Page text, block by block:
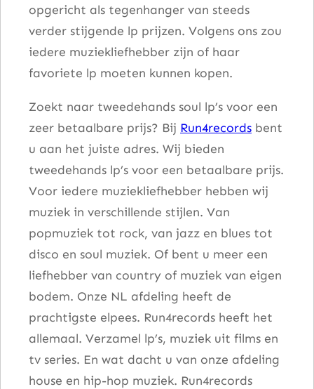
opgericht als tegenhanger van steeds
verder stijgende lp prijzen. Volgens ons zou
iedere muziekliefhebber zijn of haar
favoriete lp moeten kunnen kopen.
Zoekt naar tweedehands soul lp’s voor een
zeer betaalbare prijs? Bij Run4records bent
u aan het juiste adres. Wij bieden
tweedehands lp’s voor een betaalbare prijs.
Voor iedere muziekliefhebber hebben wij
muziek in verschillende stijlen. Van
popmuziek tot rock, van jazz en blues tot
disco en soul muziek. Of bent u meer een
liefhebber van country of muziek van eigen
bodem. Onze NL afdeling heeft de
prachtigste elpees. Run4records heeft het
allemaal. Verzamel lp’s, muziek uit films en
tv series. En wat dacht u van onze afdeling
house en hip-hop muziek. Run4records